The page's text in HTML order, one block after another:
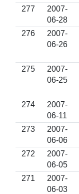
277
2007-
06-28
276
2007-
06-26
275
2007-
06-25
274
2007-
06-11
273
2007-
06-06
272
2007-
06-05
271
2007-
06-03